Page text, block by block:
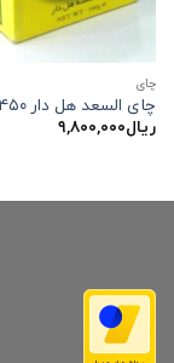
چاي
چای السعد هل دار ۴۵۰ گرم خالص
ریال۹,۸۰۰,۰۰۰